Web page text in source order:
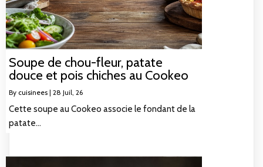
Soupe de chou-fleur, patate
douce et pois chiches au Cookeo
By cuisinees | 28 Juil, 26
Cette soupe au Cookeo associe le fondant de la
patate…